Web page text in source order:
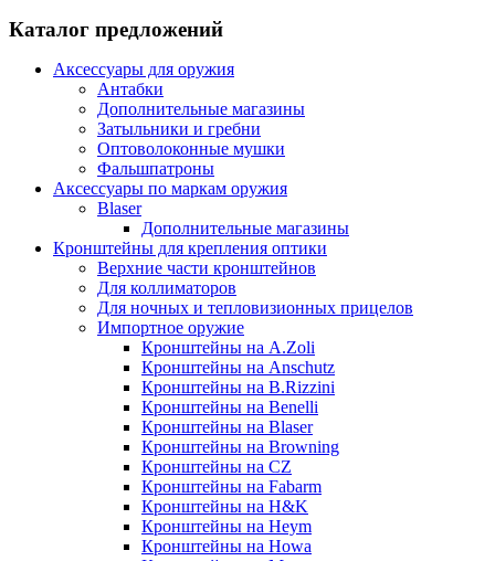
Каталог предложений
Аксессуары для оружия
Антабки
Дополнительные магазины
Затыльники и гребни
Оптоволоконные мушки
Фальшпатроны
Аксессуары по маркам оружия
Blaser
Дополнительные магазины
Кронштейны для крепления оптики
Верхние части кронштейнов
Для коллиматоров
Для ночных и тепловизионных прицелов
Импортное оружие
Кронштейны на A.Zoli
Кронштейны на Anschutz
Кронштейны на B.Rizzini
Кронштейны на Benelli
Кронштейны на Blaser
Кронштейны на Browning
Кронштейны на CZ
Кронштейны на Fabarm
Кронштейны на H&K
Кронштейны на Heym
Кронштейны на Howa